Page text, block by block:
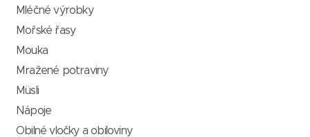
Mléčné výrobky
Mořské řasy
Mouka
Mražené potraviny
Müsli
Nápoje
Obilné vločky a obiloviny